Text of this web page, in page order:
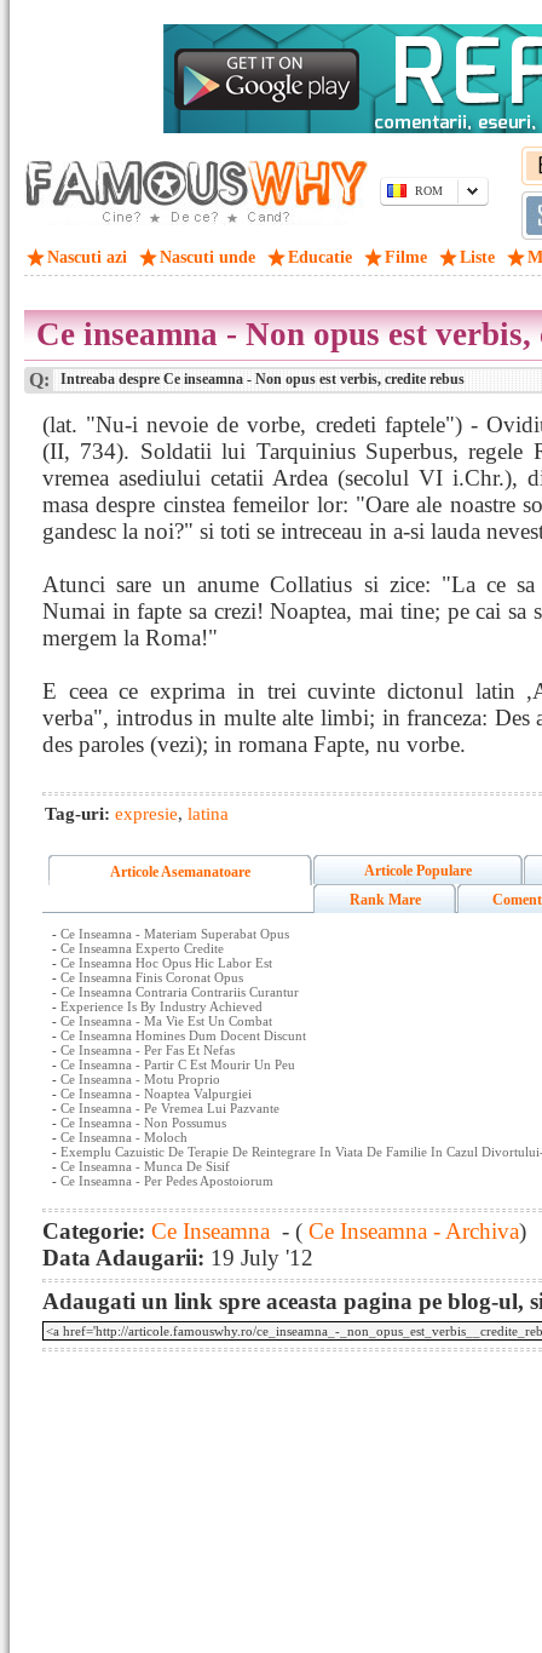
ROM
Nascuti azi Nascuti unde Educatie Filme Liste
Ce inseamna - Non opus est
Q: Intreaba despre Ce inseamna - Non opus est verbis, credite rebus
(lat. "Nu-i nevoie de vorbe, credeti faptele") -
(II, 734). Soldatii lui Tarquinius Superbus, regele
vremea asediului cetatii Ardea (secolul VI i.Chr.),
masa despre cinstea femeilor lor: "Oare ale noastre
gandesc la noi?" si toti se intreceau in a-si lauda
Atunci sare un anume Collatius si zice: "La ce sa
Numai in fapte sa crezi! Noaptea, mai tine; pe cai sa
mergem la Roma!"
E ceea ce exprima in trei cuvinte dictonul latin
verba", introdus in multe alte limbi; in franceza: Des
des paroles (vezi); in romana Fapte, nu vorbe.
Tag-uri: expresie, latina
Articole Asemanatoare
Articole Populare
Rank Mare
- Ce Inseamna - Materiam Superabat Opus
- Ce Inseamna Experto Credite
- Ce Inseamna Hoc Opus Hic Labor Est
- Ce Inseamna Finis Coronat Opus
- Ce Inseamna Contraria Contrariis Curantur
- Experience Is By Industry Achieved
- Ce Inseamna - Ma Vie Est Un Combat
- Ce Inseamna Homines Dum Docent Discunt
- Ce Inseamna - Per Fas Et Nefas
- Ce Inseamna - Partir C Est Mourir Un Peu
- Ce Inseamna - Motu Proprio
- Ce Inseamna - Noaptea Valpurgiei
- Ce Inseamna - Pe Vremea Lui Pazvante
- Ce Inseamna - Non Possumus
- Ce Inseamna - Moloch
- Exemplu Cazuistic De Terapie De Reintegrare In Viata De Familie In Cazul
- Ce Inseamna - Munca De Sisif
- Ce Inseamna - Per Pedes Apostoiorum
Categorie: Ce Inseamna - ( Ce Inseamna - Archiva)
Data Adaugarii: 19 July '12
Adaugati un link spre aceasta pagina pe blog-ul,